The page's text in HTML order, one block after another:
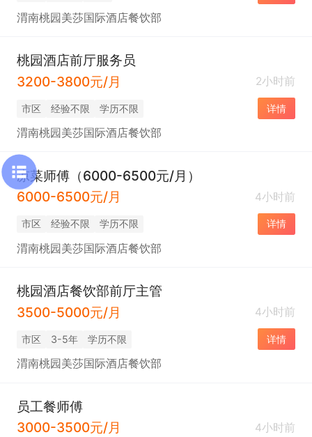
渭南桃园美莎国际酒店餐饮部
桃园酒店前厅服务员
3200-3800元/月
2小时前
市区 经验不限 学历不限 详情
渭南桃园美莎国际酒店餐饮部
凉菜师傅（6000-6500元/月）
6000-6500元/月
4小时前
市区 经验不限 学历不限 详情
渭南桃园美莎国际酒店餐饮部
桃园酒店餐饮部前厅主管
3500-5000元/月
4小时前
市区 3-5年 学历不限 详情
渭南桃园美莎国际酒店餐饮部
员工餐师傅
3000-3500元/月
4小时前